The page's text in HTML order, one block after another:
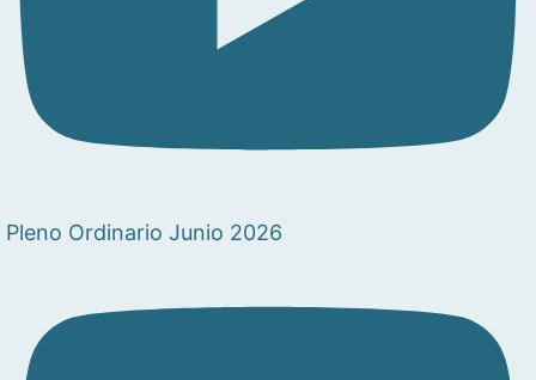
Pleno Ordinario Junio 2026